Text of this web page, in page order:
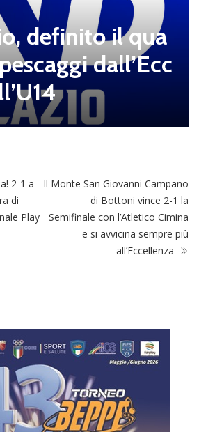
definito il qua
dall’Ecc
2-1 a
di
Play
Il Monte San Giovanni Campano
di Bottoni vince 2-1 la
Semifinale con l’Atletico Cimina
e si avvicina sempre più
all’Eccellenza